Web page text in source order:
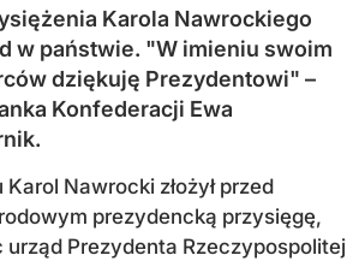
Karola Nawrockiego
w państwie. "W imieniu swoim
dziękuję Prezydentowi" –
Konfederacji Ewa
Nawrocki złożył przed
prezydencką przysięgę,
Prezydenta Rzeczypospolitej